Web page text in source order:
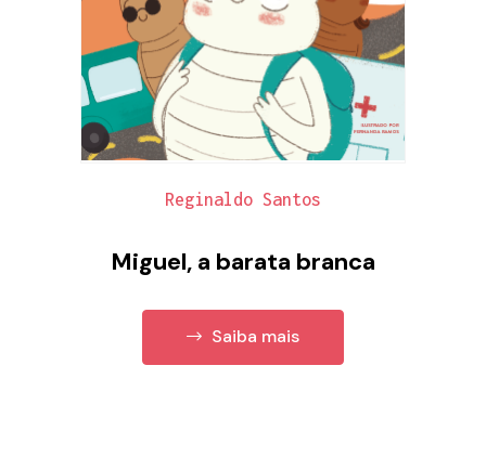
Reginaldo Santos
Miguel, a barata branca
Saiba mais